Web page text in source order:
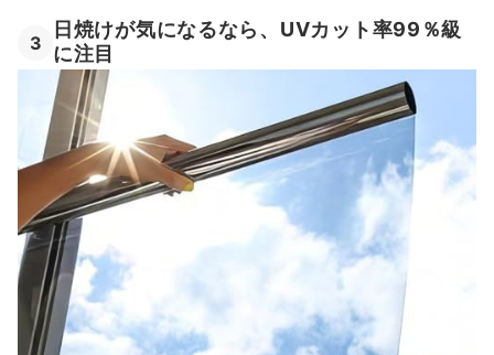
3
日焼けが気になるなら、UVカット率99％級
に注目